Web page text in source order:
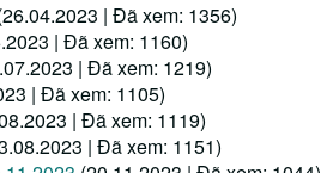
| Đã xem: 1356)
| Đã xem: 1160)
| Đã xem: 1219)
| Đã xem: 1105)
| Đã xem: 1119)
| Đã xem: 1151)